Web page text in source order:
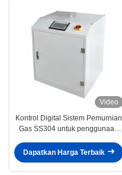
Video
Kontrol Digital Sistem Pemurnian
Gas SS304 untuk penggunaan
Dapatkan Harga Terbaik